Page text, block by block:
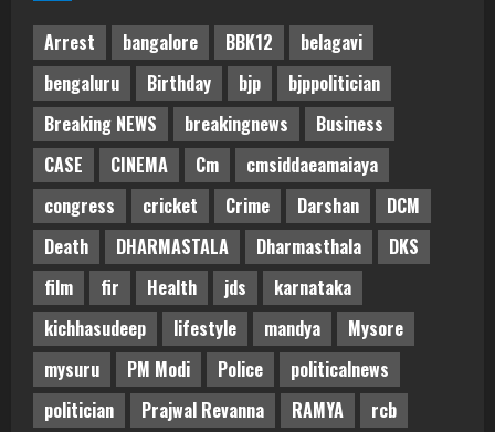
Arrest bangalore BBK12
belagavi
bengaluru
Birthday bjp
bjppolitician
Breaking NEWS
breakingnews
Business
CASE
CINEMA Cm
cmsiddaeamaiaya
congress
cricket Crime Darshan
DCM
Death
DHARMASTALA Dharmasthala
DKS
film
fir Health jds
karnataka
kichhasudeep
lifestyle mandya
Mysore
mysuru
PM Modi Police
politicalnews
politician
Prajwal Revanna RAMYA rcb